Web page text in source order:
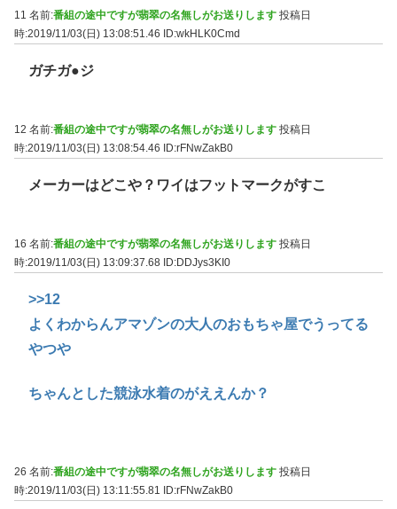
11 名前:番組の途中ですが翡翠の名無しがお送りします 投稿日
時:2019/11/03(日) 13:08:51.46
ID:wkHLK0Cmd
ガチガ●ジ
12 名前:番組の途中ですが翡翠の名無しがお送りします 投稿日
時:2019/11/03(日) 13:08:54.46
ID:rFNwZakB0
メーカーはどこや？ワイはフットマークがすこ
16 名前:番組の途中ですが翡翠の名無しがお送りします 投稿日
時:2019/11/03(日) 13:09:37.68 ID:DDJys3KI0
>>12
よくわからんアマゾンの大人のおもちゃ屋でうってる
やつや
ちゃんとした競泳水着のがええんか？
26 名前:番組の途中ですが翡翠の名無しがお送りします 投稿日
時:2019/11/03(日) 13:11:55.81
ID:rFNwZakB0